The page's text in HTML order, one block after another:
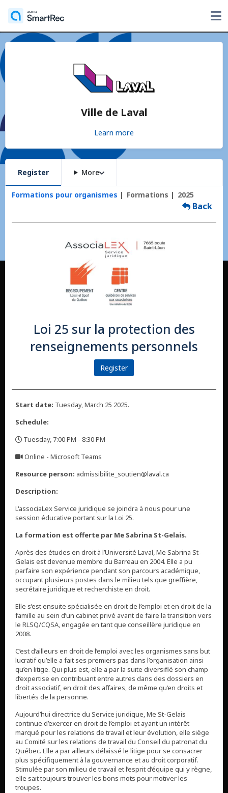
Ville de Laval
Learn more
Register More
Formations pour organismes Formations 2025
Back
Loi 25 sur la protection des
renseignements personnels
Register
Start date: Tuesday, March 25 2025.
Schedule:
Tuesday, 7:00 PM - 8:30 PM
Online - Microsoft Teams
Resource person: admissibilite_soutien@laval.ca
Description:
L'associaLex Service juridique se joindra à nous pour une
session éducative portant sur la Loi 25.
La formation est offerte par Me Sabrina St-Gelais.
Après des études en droit à l’Université Laval, Me Sabrina St-
Gelais est devenue membre du Barreau en 2004. Elle a pu
parfaire son expérience pendant son parcours académique,
occupant plusieurs postes dans le milieu tels que greffière,
secrétaire juridique et recherchiste en droit.
Elle s’est ensuite spécialisée en droit de l’emploi et en droit de la
famille au sein d’un cabinet privé avant de faire la transition vers
le RLSQ/CQSA, engagée en tant que conseillère juridique en
2008.
C’est d’ailleurs en droit de l’emploi avec les organismes sans but
lucratif qu’elle a fait ses premiers pas dans l’organisation ainsi
qu’en litige. Qui plus est, elle a par la suite diversifié son champ
d’expertise en contribuant entre autres dans des dossiers en
droit associatif, en droit des affaires, de même qu’en droits et
libertés de la personne.
Aujourd’hui directrice du Service juridique, Me St-Gelais
continue d’exercer en droit de l’emploi et ayant un intérêt
marqué pour les relations de travail et leur évolution, elle siège
au Comité sur les relations de travail du Conseil du patronat du
Québec. Elle a par ailleurs délaissé le litige pour se consacrer
plus spécifiquement à la gouvernance et au droit corporatif.
Stimulée par son milieu de travail et l’esprit d’équipe qui y règne,
elle sait toujours trouver les bons mots pour motiver les
troupes.